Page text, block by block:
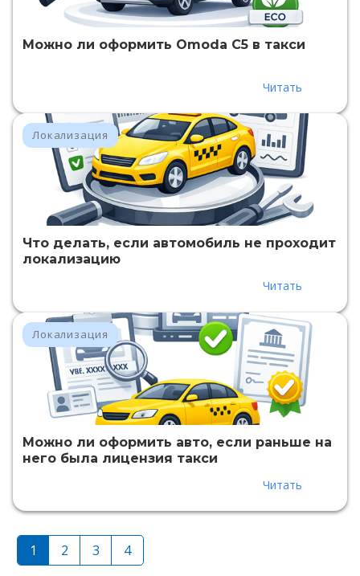
Можно ли оформить Omoda C5 в такси
Читать
Локализация
Что делать, если автомобиль не проходит
локализацию
Читать
Локализация
Можно ли оформить авто, если раньше на
него была лицензия такси
Читать
1 2 3 4